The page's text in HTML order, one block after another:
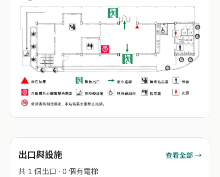
出口與設施 查看全部 →
共 1 個出口 · 0 個有電梯